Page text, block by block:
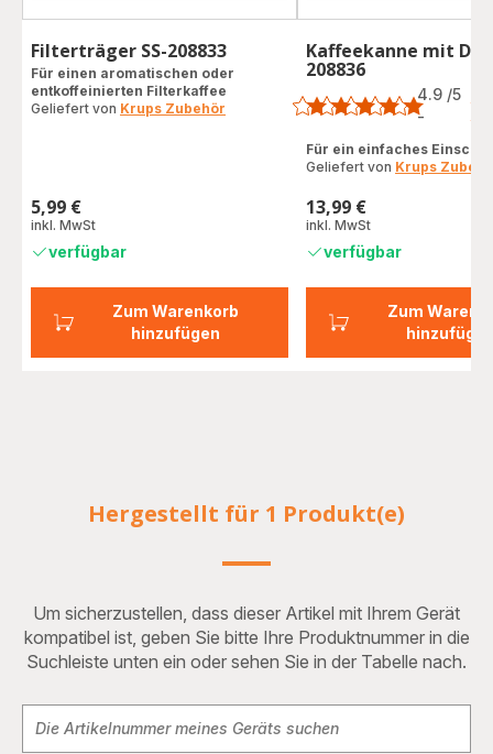
Zum Warenkorb
hinzufügen
Filterträger SS-208833
Für einen aromatischen oder
entkoffeinierten Filterkaffee
Geliefert von Krups Zubehör
Preis
5,99 €
inkl. MwSt
verfügbar
Zum
Kaffeekanne mit
208836
Bewertung
4.9 /5
-
Für ein einfaches
Geliefert von Krups
Preis
13,99 €
inkl. MwSt
verfügbar
Hergestellt für 1 Produkt(e)
Um sicherzustellen, dass dieser Artikel mit Ihrem Gerät
kompatibel ist, geben Sie bitte Ihre Produktnummer in die
Suchleiste unten ein oder sehen Sie in der Tabelle nach.